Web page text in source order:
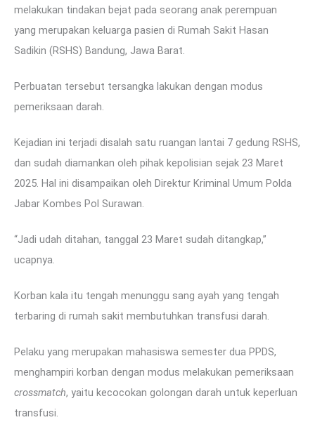
melakukan tindakan bejat pada seorang anak perempuan
yang merupakan keluarga pasien di Rumah Sakit Hasan
Sadikin (RSHS) Bandung, Jawa Barat.
Perbuatan tersebut tersangka lakukan dengan modus
pemeriksaan darah.
Kejadian ini terjadi disalah satu ruangan lantai 7 gedung RSHS,
dan sudah diamankan oleh pihak kepolisian sejak 23 Maret
2025. Hal ini disampaikan oleh Direktur Kriminal Umum Polda
Jabar Kombes Pol Surawan.
“Jadi udah ditahan, tanggal 23 Maret sudah ditangkap,”
ucapnya.
Korban kala itu tengah menunggu sang ayah yang tengah
terbaring di rumah sakit membutuhkan transfusi darah.
Pelaku yang merupakan mahasiswa semester dua PPDS,
menghampiri korban dengan modus melakukan pemeriksaan
crossmatch, yaitu kecocokan golongan darah untuk keperluan
transfusi.